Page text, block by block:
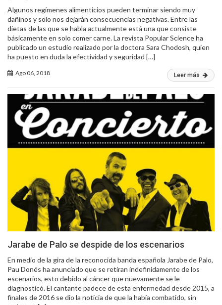
Algunos regímenes alimenticios pueden terminar siendo muy
dañinos y solo nos dejarán consecuencias negativas. Entre las
dietas de las que se habla actualmente está una que consiste
básicamente en solo comer carne. La revista Popular Science ha
publicado un estudio realizado por la doctora Sara Chodosh, quien
ha puesto en duda la efectividad y seguridad […]
Ago 06, 2018 Leer más
Jarabe de Palo se despide de los escenarios
En medio de la gira de la reconocida banda española Jarabe de Palo,
Pau Donés ha anunciado que se retiran indefinidamente de los
escenarios, esto debido al cáncer que nuevamente se le
diagnosticó. El cantante padece de esta enfermedad desde 2015, a
finales de 2016 se dio la noticia de que la había combatido, sin